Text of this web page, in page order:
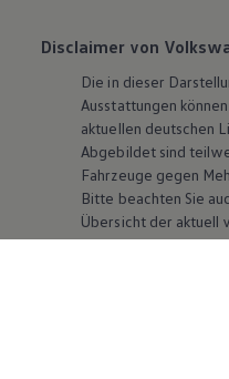
Disclaimer von
Die in dieser
Ausstattungen
aktuellen deutschen
Abgebildet sind
Fahrzeuge gegen
Bitte beachten Sie
Übersicht der aktuell
Ausstattungen.